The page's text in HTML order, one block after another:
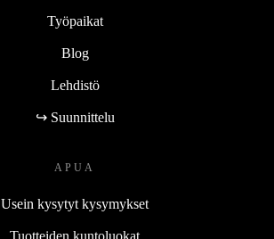
Työpaikat
Blog
Lehdistö
↪ Suunnittelu
APUA
Usein kysytyt kysymykset
Tuotteiden kuntoluokat